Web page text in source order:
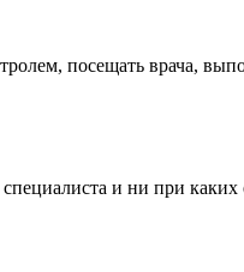
посещать врача,
и ни при каких